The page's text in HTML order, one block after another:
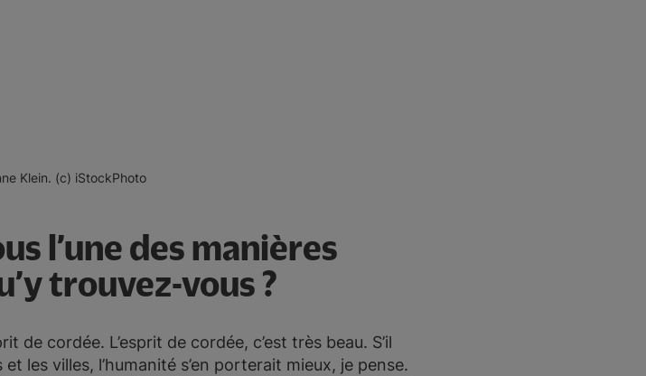
Klein. (c) iStockPhoto
l’une des manières
trouvez-vous ?
de cordée. L’esprit de cordée, c’est très beau. S’il
les villes, l’humanité s’en porterait mieux, je pense.